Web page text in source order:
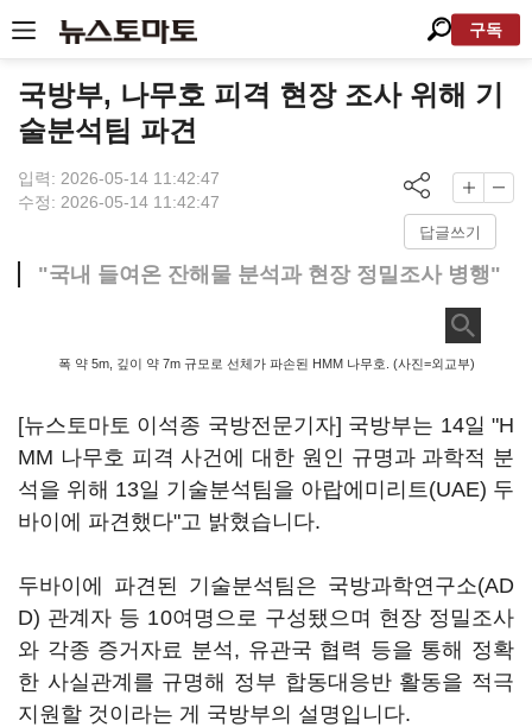
구독
국방부, 나무호 피격 현장 조사 위해 기
술분석팀 파견
입력: 2026-05-14 11:42:47
수정: 2026-05-14 11:42:47
답글쓰기
"국내 들여온 잔해물 분석과 현장 정밀조사 병행"
폭 약 5m, 깊이 약 7m 규모로 선체가 파손된 HMM 나무호. (사진=외교부)
[뉴스토마토 이석종 국방전문기자] 국방부는 14일 "H
MM 나무호 피격 사건에 대한 원인 규명과 과학적 분
석을 위해 13일 기술분석팀을 아랍에미리트(UAE) 두
바이에 파견했다"고 밝혔습니다.
두바이에 파견된 기술분석팀은 국방과학연구소(AD
D) 관계자 등 10여명으로 구성됐으며 현장 정밀조사
와 각종 증거자료 분석, 유관국 협력 등을 통해 정확
한 사실관계를 규명해 정부 합동대응반 활동을 적극
지원할 것이라는 게 국방부의 설명입니다.